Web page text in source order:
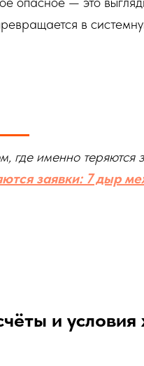
в
где именно теряются
заявки: 7 дыр
и условия